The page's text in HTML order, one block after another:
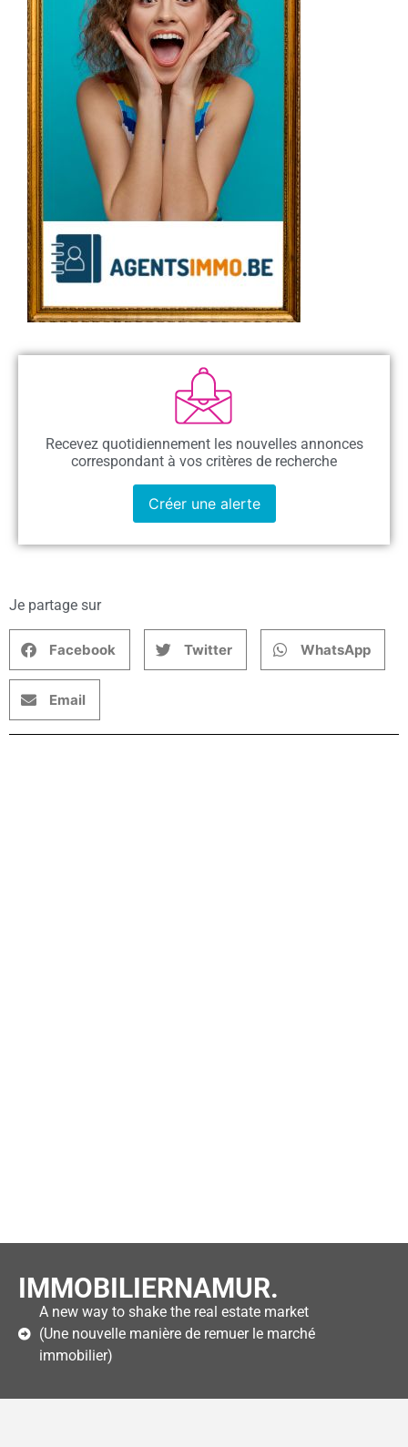
Recevez quotidiennement les nouvelles annonces
correspondant à vos critères de recherche
Créer une alerte
Je partage sur
Facebook Twitter WhatsApp
Email
IMMOBILIERNAMUR.
A new way to shake the real estate market
(Une nouvelle manière de remuer le marché
immobilier)